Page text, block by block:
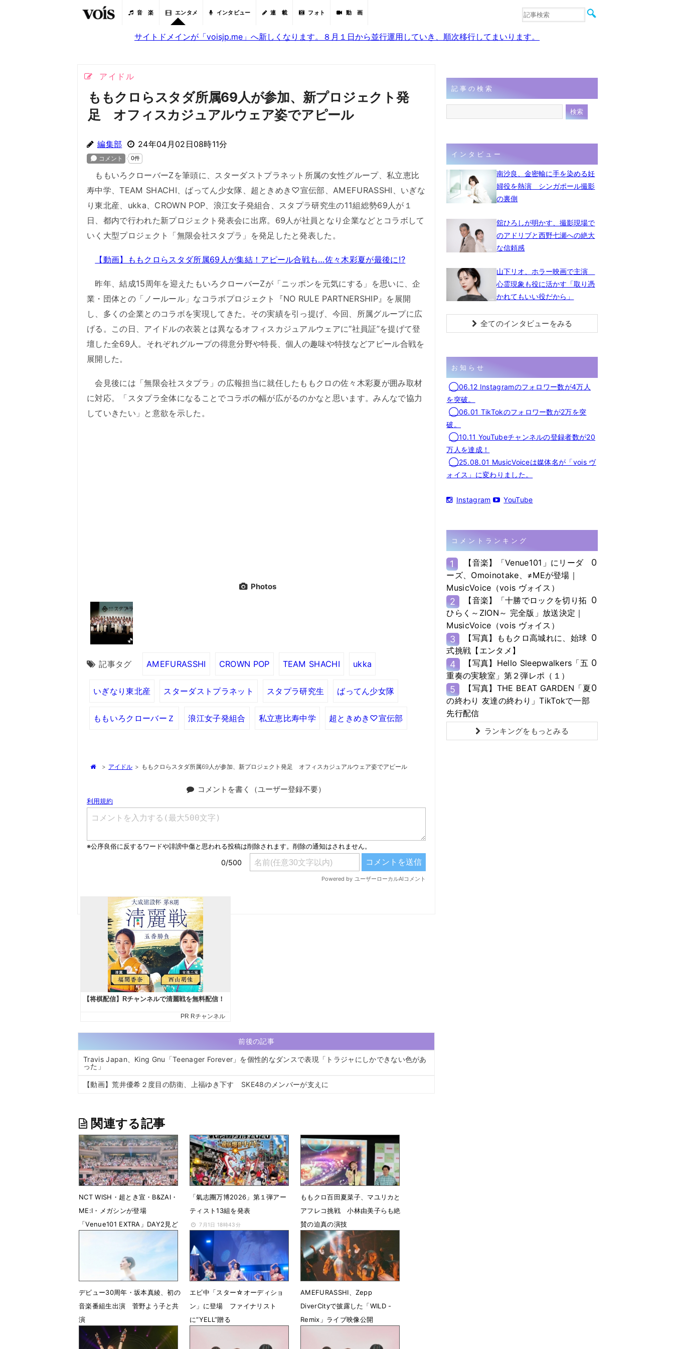
音 楽 エンタメ インタビュー 連 載 フォト 動 画
音楽
サイトドメインが「voisjp.me」へ新しくなります。８月１日から並行運用していき、順次移行してまいります。
アイドル
ももクロらスタダ所属69人が参加、新プロジェクト発
足 オフィスカジュアルウェア姿でアピール
編集部 24年04月02日08時11分
ももいろクローバーZを筆頭に、スターダストプラネット所属の女性グループ、私立恵比
寿中学、TEAM SHACHI、ばってん少女隊、超ときめき♡宣伝部、AMEFURASSHI、いぎな
り東北産、ukka、CROWN POP、浪江女子発組合、スタプラ研究生の11組総勢69人が１
日、都内で行われた新プロジェクト発表会に出席。69人が社員となり企業などとコラボして
いく大型プロジェクト「無限会社スタプラ」を発足したと発表した。
【動画】ももクロらスタダ所属69人が集結！アピール合戦も…佐々木彩夏が最後に!?
昨年、結成15周年を迎えたもいろクローバーZが「ニッポンを元気にする」を思いに、企
業・団体との「ノールール」なコラボプロジェクト『NO RULE PARTNERSHIP』を展開
し、多くの企業とのコラボを実現してきた。その実績を引っ提げ、今回、所属グループに広
げる。この日、アイドルの衣装とは異なるオフィスカジュアルウェアに“社員証”を提げて登
壇した全69人。それぞれグループの得意分野や特長、個人の趣味や特技などアピール合戦を
展開した。
会見後には「無限会社スタプラ」の広報担当に就任したももクロの佐々木彩夏が囲み取材
に対応。「スタプラ全体になることでコラボの幅が広がるのかなと思います。みんなで協力
していきたい」と意欲を示した。
Photos
記事タグ AMEFURASSHI CROWN POP TEAM SHACHI ukka
いぎなり東北産 スターダストプラネット スタプラ研究生 ばってん少女隊
ももいろクローバーＺ 浪江女子発組合 私立恵比寿中学 超ときめき♡宣伝部
> アイドル > ももクロらスタダ所属69人が参加、新プロジェクト発足 オフィスカジュアルウェア姿でアピール
コメントを書く（ユーザー登録不要）
前後の記事
Travis Japan、King Gnu「Teenager Forever」を個性的なダンスで表現「トラジャにしかできない色があ
った」
【動画】荒井優希２度目の防衛、上福ゆき下す SKE48のメンバーが支えに
関連する記事
NCT WISH・超とき宣・B&ZAI・
ME:I・メガシンが登場
「Venue101 EXTRA」DAY2見ど
「氣志團万博2026」第１弾アー
ティスト13組を発表
7月1日 18時43分
ももクロ百田夏菜子、マユリカと
アフレコ挑戦 小林由美子らも絶
賛の迫真の演技
6月4日 08時14分
デビュー30周年・坂本真綾、初の
音楽番組生出演 菅野よう子と共
演
2月24日 17時00分
エビ中「スター☆オーディショ
ン」に登場 ファイナリスト
に“YELL”贈る
AMEFURASSHI、Zepp
DiverCityで披露した「WILD -
Remix」ライブ映像公開
記事の検索
インタビュー
南沙良、金密輸に手を染める妊
婦役を熱演 シンガポール撮影
の裏側
舘ひろしが明かす、撮影現場で
のアドリブと西野七瀬への絶大
な信頼感
山下リオ、ホラー映画で主演
心霊現象も役に活かす「取り憑
かれてもいい役だから」
全てのインタビューをみる
お知らせ
◯06.12 Instagramのフォロワー数が4万人
を突破。
◯06.01 TikTokのフォロワー数が2万を突
破。
◯10.11 YouTubeチャンネルの登録者数が20
万人を達成！
◯25.08.01 MusicVoiceは媒体名が「vois ヴ
ォイス」に変わりました。
Instagram YouTube
コメントランキング
1
【音楽】「Venue101」にリーダ
ーズ、Omoinotake、≠MEが登場｜
MusicVoice（vois ヴォイス）
0
2
【音楽】「十勝でロックを切り拓
ひらく～ZION～ 完全版」放送決定｜
MusicVoice（vois ヴォイス）
0
3
【写真】ももクロ高城れに、始球
式挑戦【エンタメ】
0
4
【写真】Hello Sleepwalkers「五
重奏の実験室」第２弾レポ（１）
0
5
【写真】THE BEAT GARDEN「夏
の終わり 友達の終わり」TikTokで一部
先行配信
0
ランキングをもっとみる